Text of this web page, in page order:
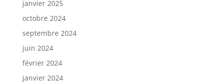
janvier 2025
octobre 2024
septembre 2024
juin 2024
février 2024
janvier 2024